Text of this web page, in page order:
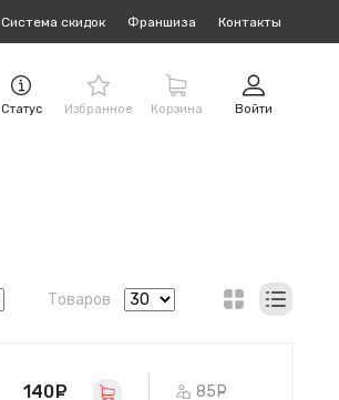
Система скидок Франшиза Контакты
Статус Избранное Корзина Войти
Товаров
140 руб. 85